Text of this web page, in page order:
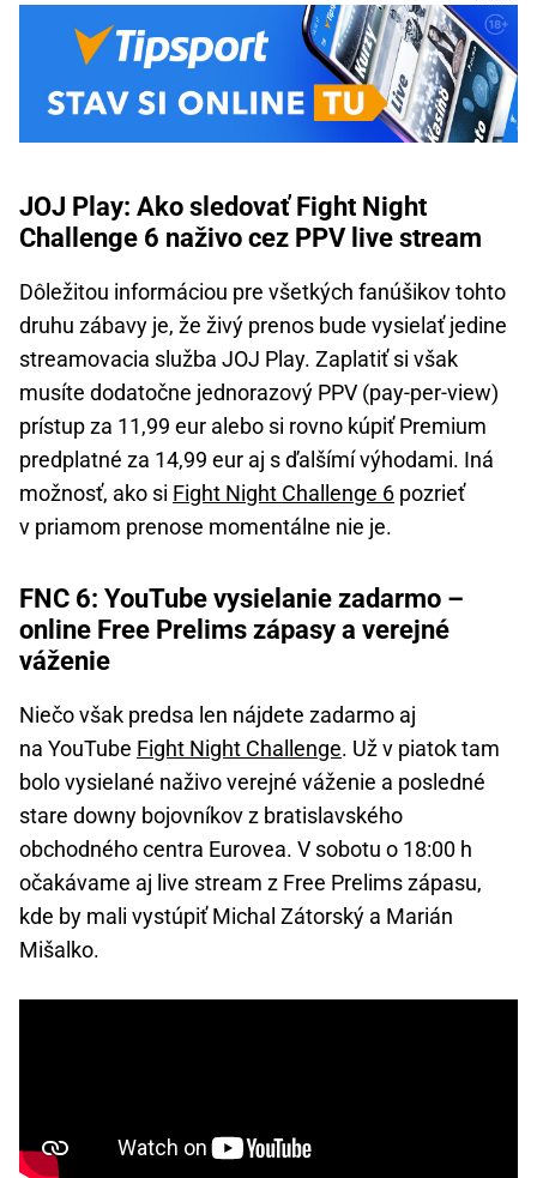
JOJ Play: Ako sledovať Fight Night
Challenge 6 naživo cez PPV live stream
Dôležitou informáciou pre všetkých fanúšikov tohto
druhu zábavy je, že živý prenos bude vysielať jedine
streamovacia služba JOJ Play. Zaplatiť si však
musíte dodatočne jednorazový PPV (pay-per-view)
prístup za 11,99 eur alebo si rovno kúpiť Premium
predplatné za 14,99 eur aj s ďalšímí výhodami. Iná
možnosť, ako si Fight Night Challenge 6 pozrieť
v priamom prenose momentálne nie je.
FNC 6: YouTube vysielanie zadarmo –
online Free Prelims zápasy a verejné
váženie
Niečo však predsa len nájdete zadarmo aj
na YouTube Fight Night Challenge. Už v piatok tam
bolo vysielané naživo verejné váženie a posledné
stare downy bojovníkov z bratislavského
obchodného centra Eurovea. V sobotu o 18:00 h
očakávame aj live stream z Free Prelims zápasu,
kde by mali vystúpiť Michal Zátorský a Marián
Mišalko.